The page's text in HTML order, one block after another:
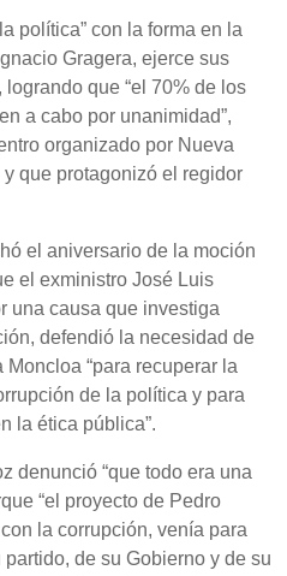
política” con la forma en la
Gragera, ejerce sus
que “el 70% de los
a cabo por unanimidad”,
organizado por Nueva
que protagonizó el regidor
el aniversario de la moción
el exministro José Luis
una causa que investiga
defendió la necesidad de
“para recuperar la
de la política y para
la ética pública”.
denunció “que todo era una
“el proyecto de Pedro
la corrupción, venía para
de su Gobierno y de su